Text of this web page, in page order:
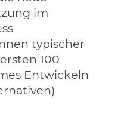
im
typischer
100
Entwickeln